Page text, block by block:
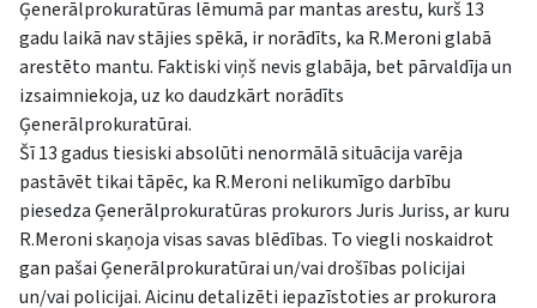
Ģenerālprokuratūras lēmumā par mantas arestu, kurš 13
gadu laikā nav stājies spēkā, ir norādīts, ka R.Meroni glabā
arestēto mantu. Faktiski viņš nevis glabāja, bet pārvaldīja un
izsaimniekoja, uz ko daudzkārt norādīts
Ģenerālprokuratūrai.
Šī 13 gadus tiesiski absolūti nenormālā situācija varēja
pastāvēt tikai tāpēc, ka R.Meroni nelikumīgo darbību
piesedza Ģenerālprokuratūras prokurors Juris Juriss, ar kuru
R.Meroni skaņoja visas savas blēdības. To viegli noskaidrot
gan pašai Ģenerālprokuratūrai un/vai drošības policijai
un/vai policijai. Aicinu detalizēti iepazīstoties ar prokurora